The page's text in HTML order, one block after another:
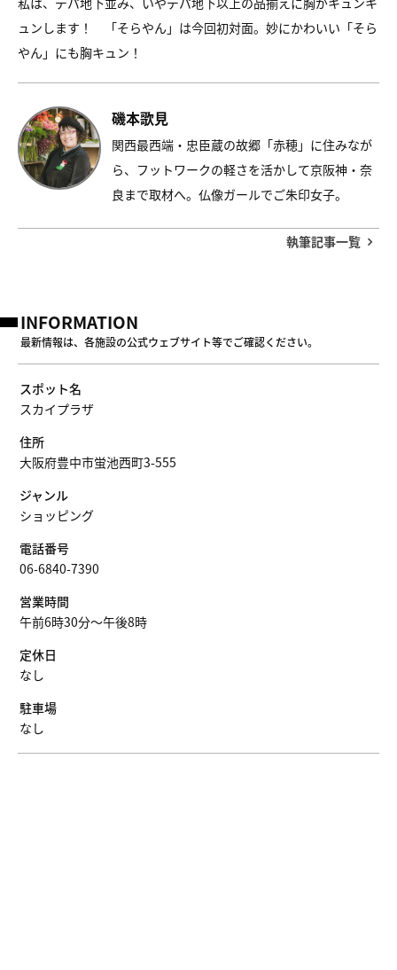
ュンします！ 「そらやん」は今回初対面。妙にかわいい「そら
やん」にも胸キュン！
磯本歌見
関西最西端・忠臣蔵の故郷「赤穂」に住みなが
ら、フットワークの軽さを活かして京阪神・奈
良まで取材へ。仏像ガールでご朱印女子。
執筆記事一覧
INFORMATION
最新情報は、各施設の公式ウェブサイト等でご確認ください。
スポット名
スカイプラザ
住所
大阪府豊中市蛍池西町3-555
ジャンル
ショッピング
電話番号
06-6840-7390
営業時間
午前6時30分～午後8時
定休日
なし
駐車場
なし